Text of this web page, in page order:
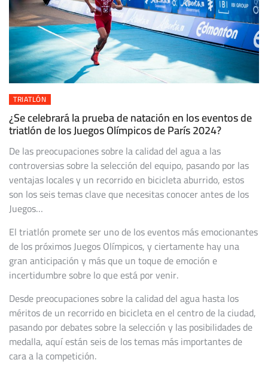
TRIATLÓN
¿Se celebrará la prueba de natación en los eventos de
triatlón de los Juegos Olímpicos de París 2024?
De las preocupaciones sobre la calidad del agua a las
controversias sobre la selección del equipo, pasando por las
ventajas locales y un recorrido en bicicleta aburrido, estos
son los seis temas clave que necesitas conocer antes de los
Juegos…
El triatlón promete ser uno de los eventos más emocionantes
de los próximos Juegos Olímpicos, y ciertamente hay una
gran anticipación y más que un toque de emoción e
incertidumbre sobre lo que está por venir.
Desde preocupaciones sobre la calidad del agua hasta los
méritos de un recorrido en bicicleta en el centro de la ciudad,
pasando por debates sobre la selección y las posibilidades de
medalla, aquí están seis de los temas más importantes de
cara a la competición.